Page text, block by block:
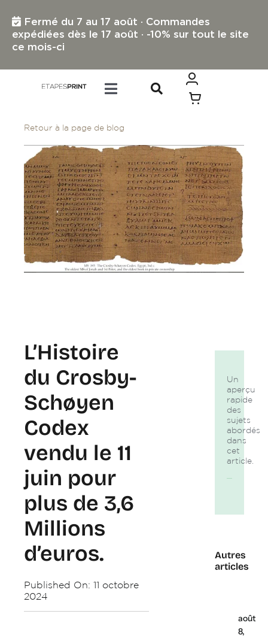
contenuFermé du 7 au 17 août · Commandes
expédiées dès le 17 août · -10% sur tout le site
ce mois-ci
Toggle
IMPRESSION PETIT FORMAT
IMPRESSION GRAND FORMAT
PROFESSIONNELS
Retour à la page de blog
L’Histoire
du Crosby-
Schøyen
Codex
vendu le 11
juin pour
plus de 3,6
Millions
d’euros.
Published On: 11 octobre
2024
Un
aperçu
rapide
des
sujets
abordés
dans
cet
article.
Autres
articles
août
8,